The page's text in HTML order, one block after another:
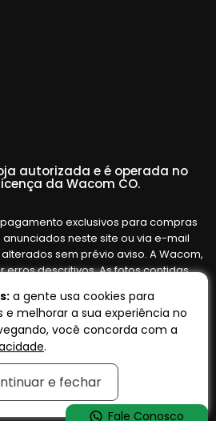
autorizada e é operada no
da Wacom CO.
exclusivos para compras
neste site ou via e-mail
sem prévio aviso. A Wacom,
erros descritivos. As fotos contidas
lote do fabricante. Ofertas
nossos estoques. Vendas sujeitas à
de dados.
OpenK
a gente usa cookies para
e melhorar a sua experiência no
você concorda com a
.
e fechar
Fale Conosco